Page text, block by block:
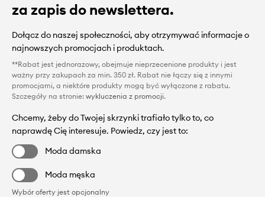
za zapis do newslettera.
Dołącz do naszej społeczności, aby otrzymywać informacje o
najnowszych promocjach i produktach.
**Rabat jest jednorazowy, obejmuje nieprzecenione produkty i jest
ważny przy zakupach za min. 350 zł. Rabat nie łączy się z innymi
promocjami, a niektóre produkty mogą być wyłączone z rabatu.
Szczegóły na stronie: wykluczenia z promocji.
Chcemy, żeby do Twojej skrzynki trafiało tylko to, co
naprawdę Cię interesuje. Powiedz, czy jest to:
Moda damska
Moda męska
Wybór oferty jest opcjonalny